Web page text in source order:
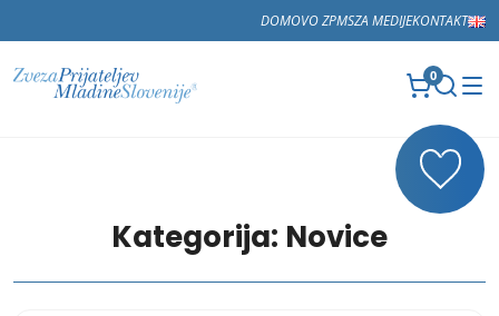
DOMOVO ZPMSZA MEDIJEKONTAKT
0
Kategorija: Novice